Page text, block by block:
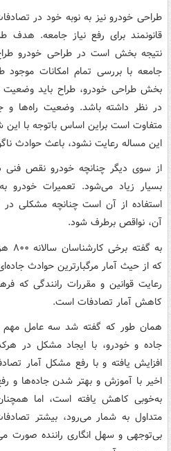
طراحی خودرو نیز به نوبه خود در
قانونمند برای رفع نیاز جامعه.
نتیجه بخش است در طراحی خودرو
جامعه با بررسی تمام امکانات موجود
بخش طراحی خودرو، طراح باید وضعیت
در نظر داشته باشد. وضعیت راه‌ها و
متفاوت است براین اساس باتوجه با این
این مساله رعایت نشود، باعث حوادث
از سوی دیگر چنانچه خودرو نقص فنی
بسیار زیاد می‌شود. تعمیرات خودرو
استفاده از آن است چنانچه مشکلی در
آن، نواقص برطرف شود.
به
که از حیث آمار مرگبارترین حوادث
رعایت قوانین و مقررات رانندگی که
کاهش آمار تصادفات است.
همان طور که گفته شد سه عامل مهم
جاده و خودرو، با ایجاد مشکل در
افزایش یافته و با رفع مشکل آمار
اخیر با آموزش و بهتر شدن جاده‌ها و
به‌خوبی کاهش یافته است، اما
متداول به شمار می‌رود، بیشتر
بی‌توجهی و سهل انگاری راننده صورت